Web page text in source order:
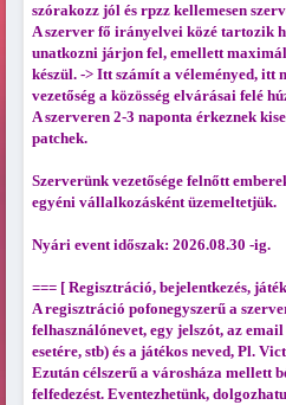
szórakozz jól és rpzz kellemesen
A szerver fő irányelvei közé tartozik
unatkozni járjon fel, emellett
készül. -> Itt számít a véleményed, itt
vezetőség a közösség elvárásai felé
A szerveren 2-3 naponta érkeznek
patchek.
Szerverünk vezetősége felnőtt
egyéni vállalkozásként üzemeltetjük.
Nyári event időszak: 2026.08.30 -ig.
=== [ Regisztráció, bejelentkezés,
A regisztráció pofonegyszerű a
felhasználónevet, egy jelszót, az
esetére, stb) és a játékos neved, Pl.
Ezután célszerű a városháza mellett
felfedezést. Eventezhetünk,